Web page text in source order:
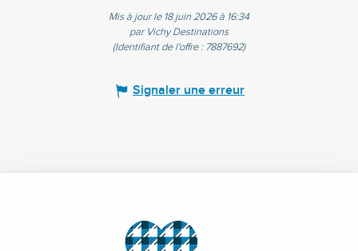
Mis à jour le 18 juin 2026 à 16:34
par Vichy Destinations
(Identifiant de l'offre : 7887692)
Signaler une erreur